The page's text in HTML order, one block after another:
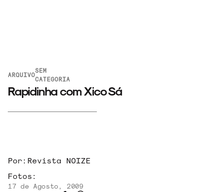
ARQUIVO
SEM
CATEGORIA
Rapidinha com Xico Sá
Por: Revista NOIZE
Fotos:
17 de Agosto, 2009